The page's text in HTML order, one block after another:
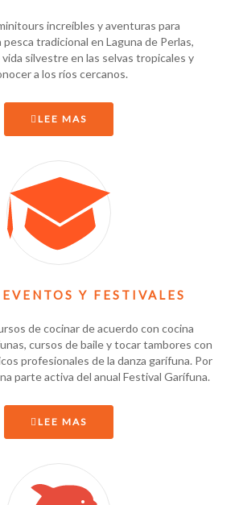
increíbles y aventuras para
tradicional en Laguna de Perlas,
silvestre en las selvas tropicales y
a los ríos cercanos.
LEE MAS
Y FESTIVALES
de cocinar de acuerdo con cocina
cursos de baile y tocar tambores con
profesionales de la danza garífuna. Por
parte activa del anual Festival Garífuna.
LEE MAS